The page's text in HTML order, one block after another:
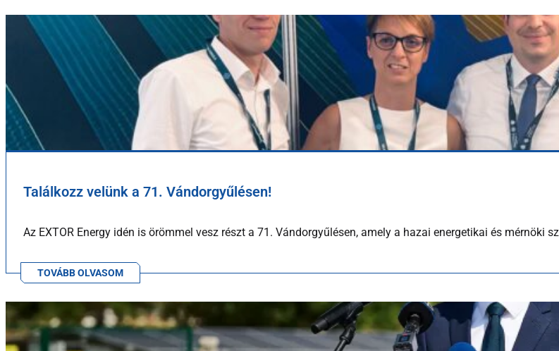
Találkozz velünk a 71. Vándorgyűlésen!
Az EXTOR Energy idén is örömmel vesz részt a 71. Vándorgyűlésen, amely a hazai energetikai és mérnöki
TOVÁBB OLVASOM